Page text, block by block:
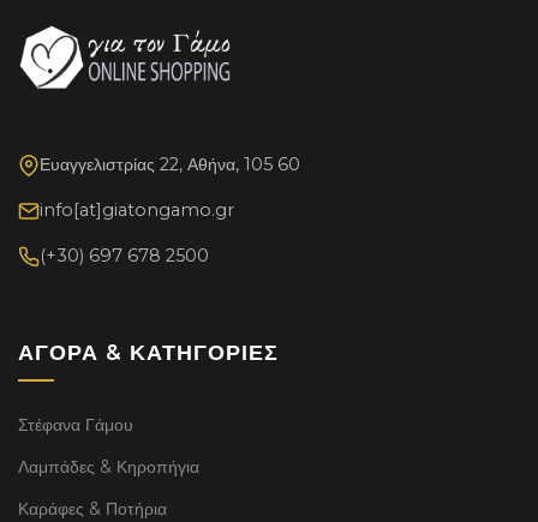
Ευαγγελιστρίας 22, Αθήνα, 105 60
info[at]giatongamo.gr
(+30) 697 678 2500
ΑΓΟΡΆ & ΚΑΤΗΓΟΡΊΕΣ
Στέφανα Γάμου
Λαμπάδες & Κηροπήγια
Καράφες & Ποτήρια